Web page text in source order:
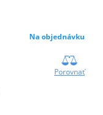
Na objednávku
Porovnať